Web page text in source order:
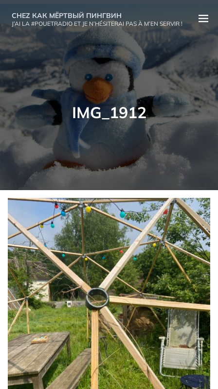
contenu
CHEZ КАК МЁРТВЫЙ ПИНГВИН
J’AI LA #POUETRADIO ET JE N’HÉSITERAI PAS À M’EN SERVIR !
le
IMG_1912